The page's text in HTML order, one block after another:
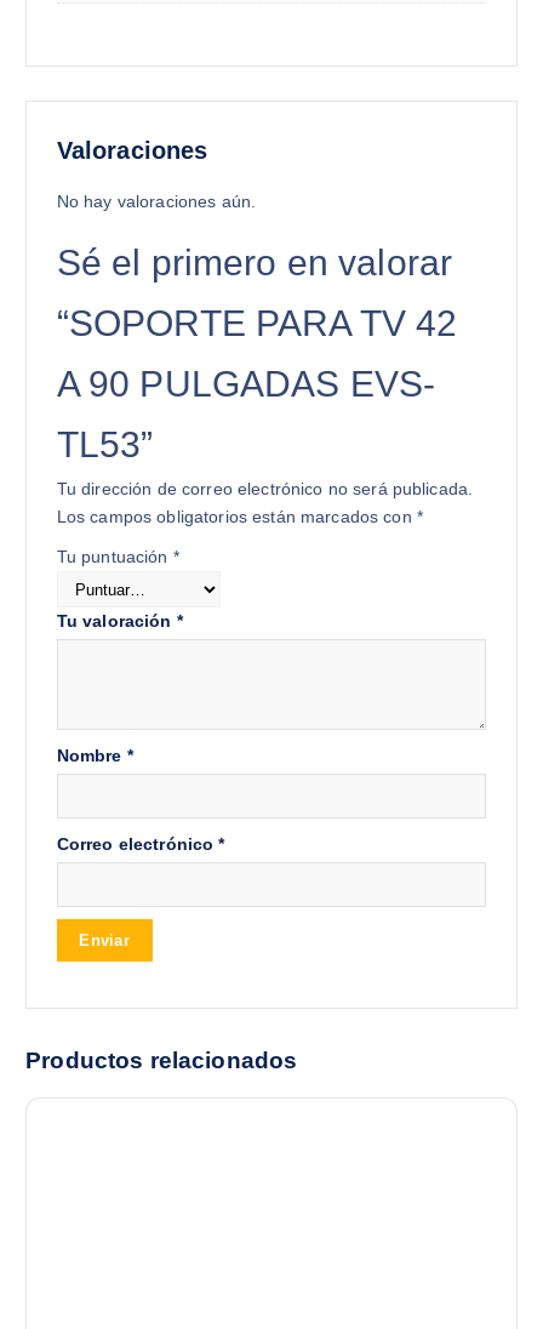
Valoraciones
No hay valoraciones aún.
Sé el primero en valorar
“SOPORTE PARA TV 42
A 90 PULGADAS EVS-
TL53”
Tu dirección de correo electrónico no será publicada.
Los campos obligatorios están marcados con *
Tu puntuación *
Tu valoración *
Nombre *
Correo electrónico*
Productos relacionados